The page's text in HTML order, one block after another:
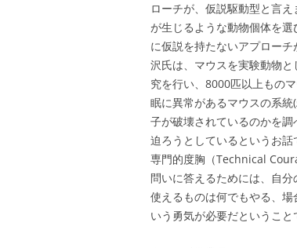
ローチが、仮説駆動型と言
が生じるような動物個体を
に仮説を持たないアプロー
沢氏は、マウスを実験動物
究を行い、8000匹以上もの
眠に異常があるマウスの系統(
子が破壊されているのかを
迫ろうとしているというお話
専門的度胸（Technical
問いに答えるためには、自
使えるものは何でもやる、
いう勇気が必要だということ